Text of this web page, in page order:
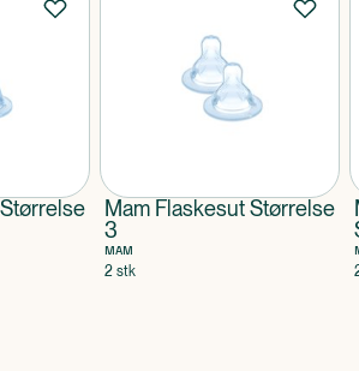
Mam Flaskesut Størrelse
3
MAM
2 stk